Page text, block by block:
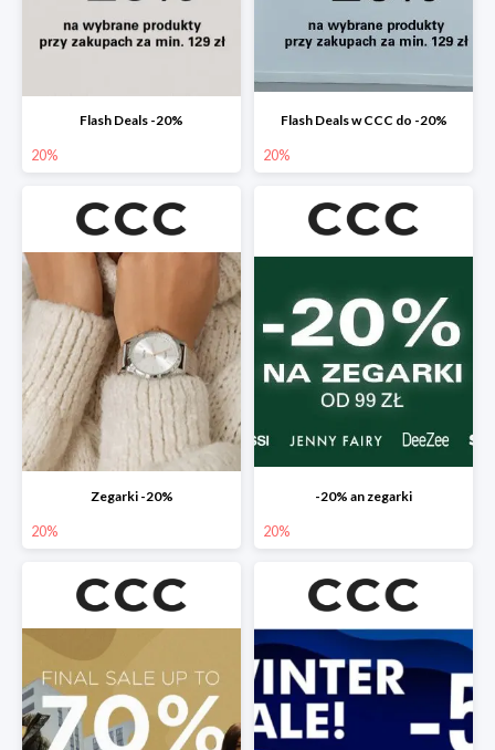
Flash Deals -20%
20%
Flash Deals w CCC do -20%
20%
Zegarki -20%
20%
-20% an zegarki
20%